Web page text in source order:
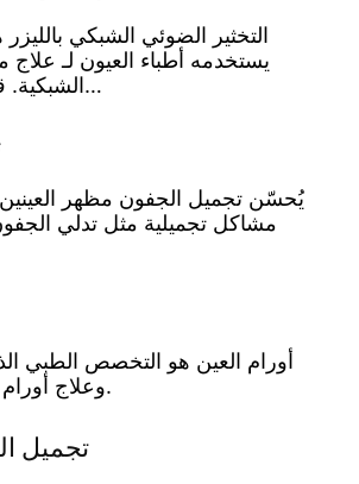
التخثير الضوئي الشبكي
يستخدمه أطباء العيون لـ
الشبكية. قائمة الاضطرابات…
يُحسّن تجميل الجفون مظهر
مشاكل تجميلية مثل تدلي
أورام العين هو التخصص الطبي
وعلاج أورام وسرطانات العين.
تجميل